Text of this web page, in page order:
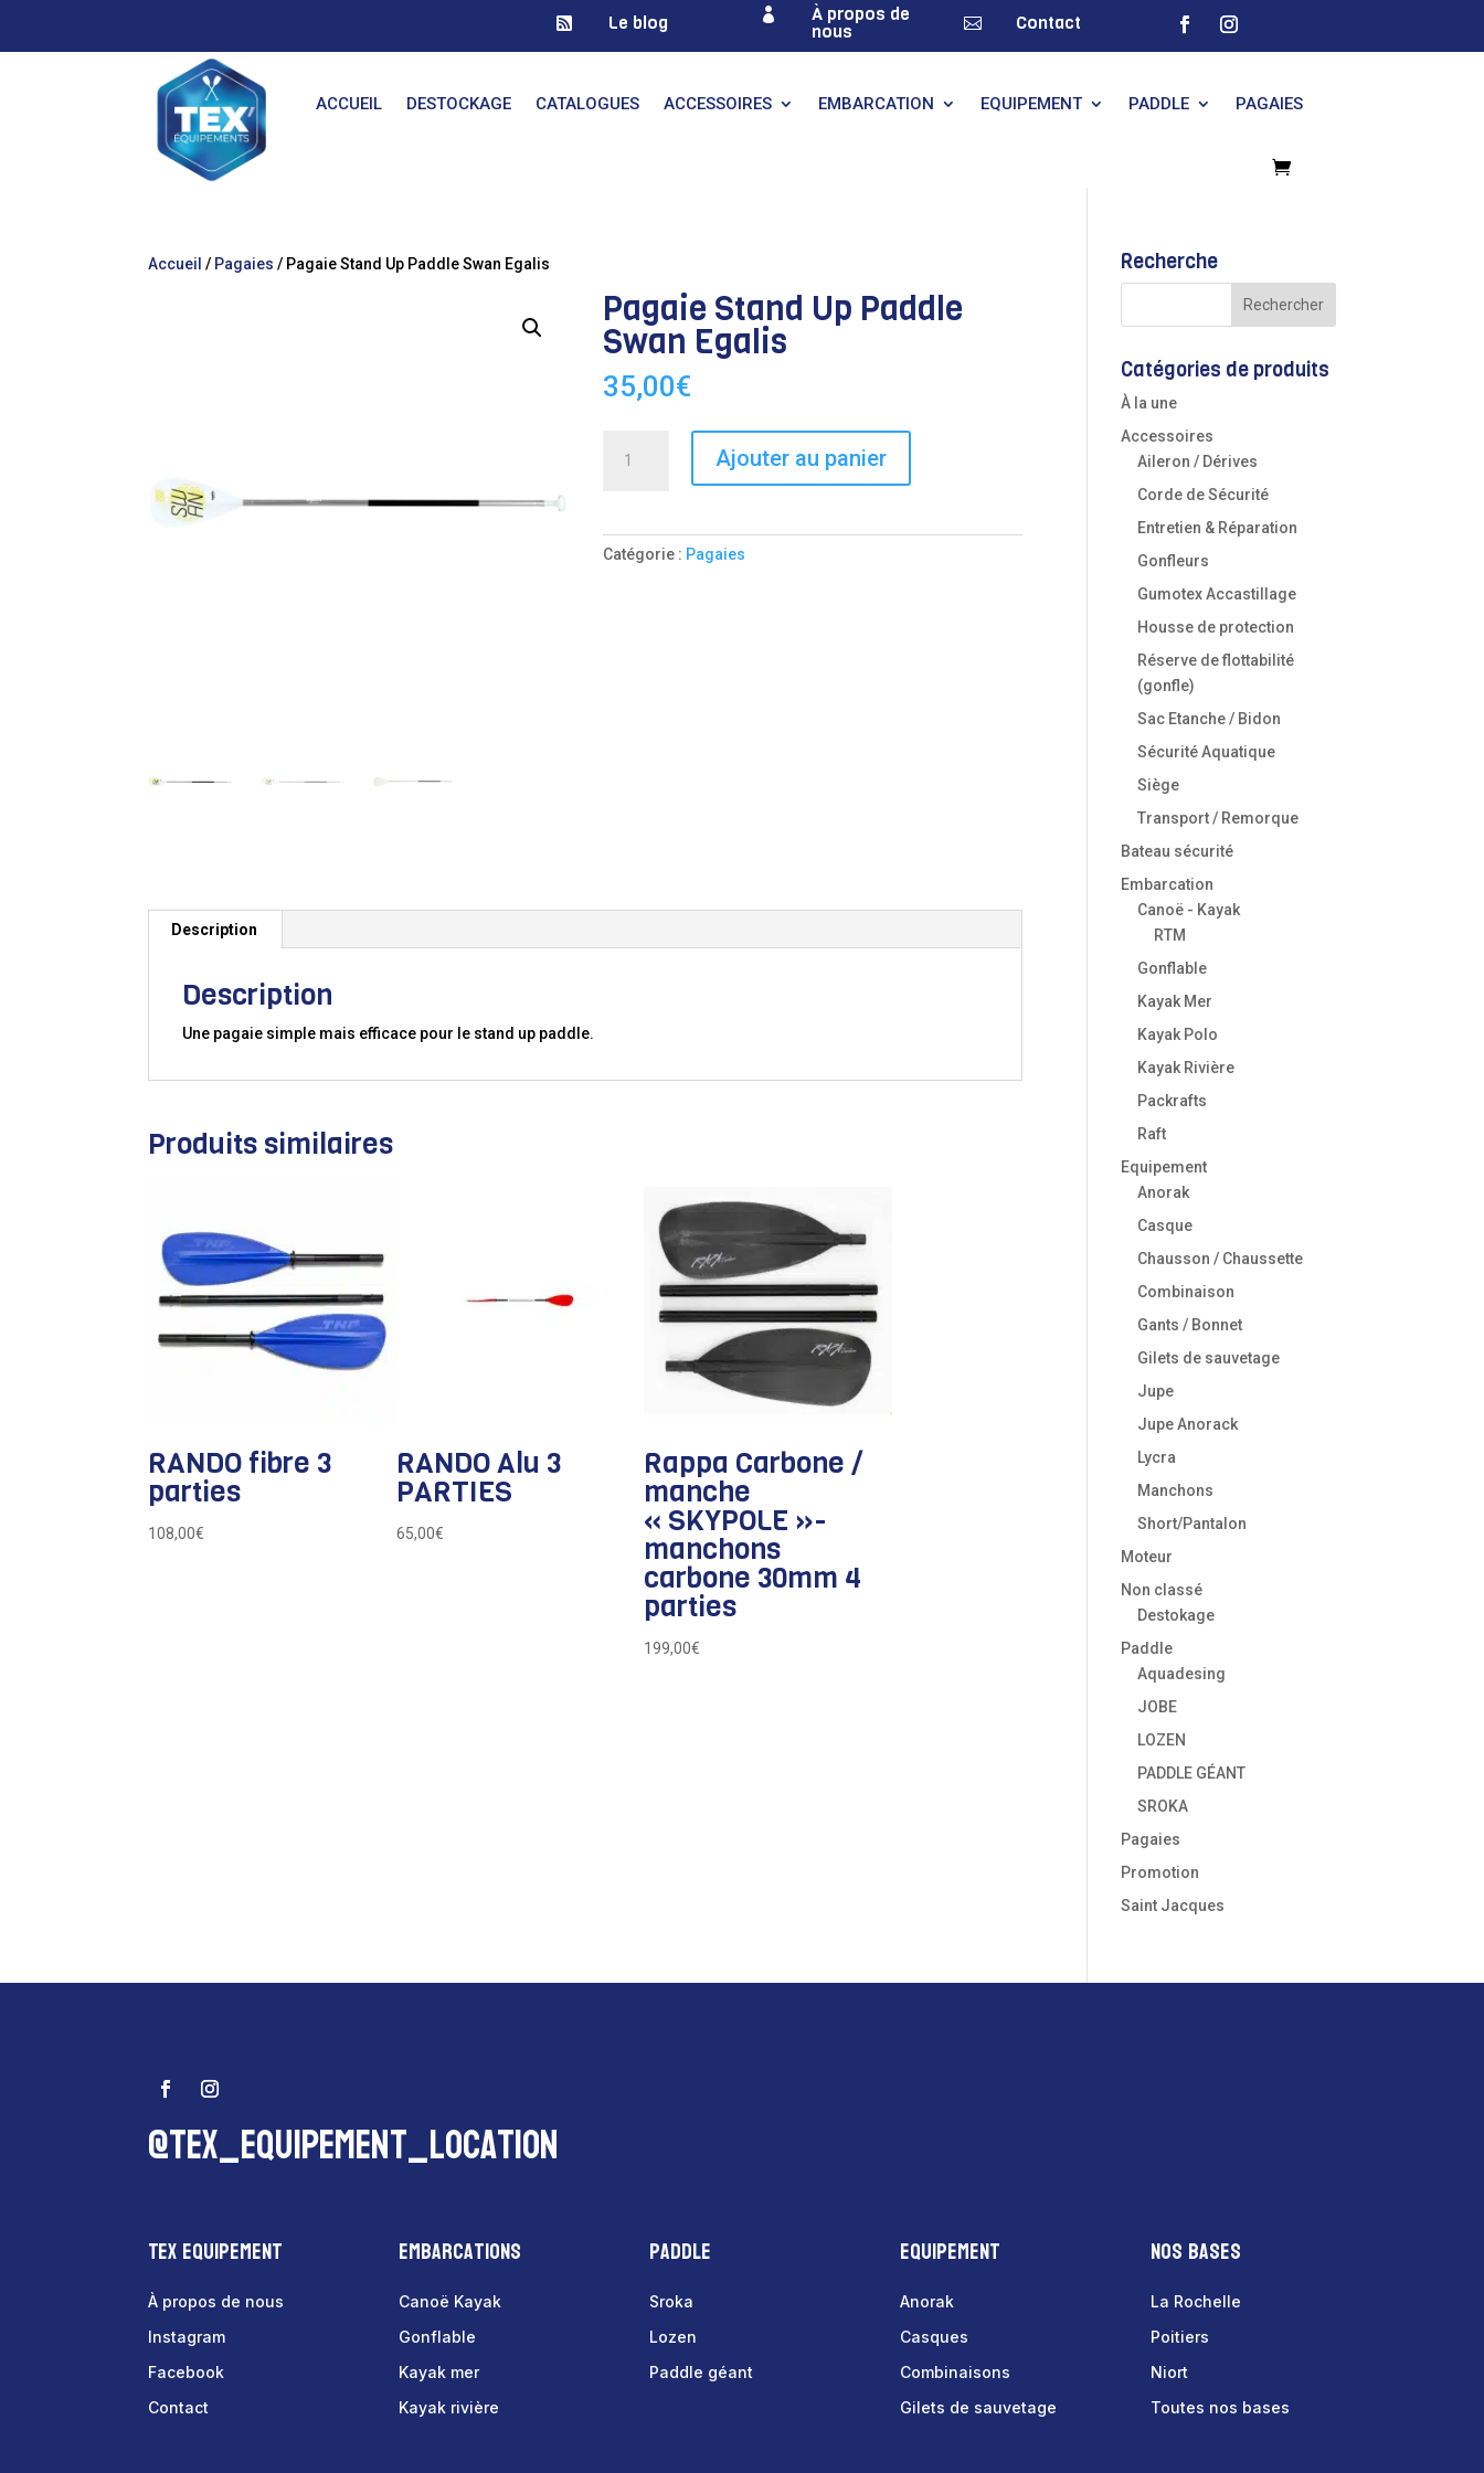
 Le blog  À propos de
nous  Contact
ACCUEIL DESTOCKAGE CATALOGUES ACCESSOIRES EMBARCATION EQUIPEMENT PADDLE PAGAIES
Accueil / Pagaies / Pagaie Stand Up Paddle Swan Egalis
Pagaie Stand Up Paddle
Swan Egalis
35,00€
Paddle
Ajouter au panier
Catégorie : Pagaies
Description
Description
Une pagaie simple mais efficace pour le stand up paddle.
Produits similaires
RANDO fibre 3
parties
108,00€
RANDO Alu 3
PARTIES
65,00€
Rappa Carbone /
manche
« SKYPOLE »-
manchons
carbone 30mm 4
parties
199,00€
Recherche
Catégories de produits
À la une
Accessoires
Aileron / Dérives
Corde de Sécurité
Entretien & Réparation
Gonfleurs
Gumotex Accastillage
Housse de protection
Réserve de flottabilité
(gonfle)
Sac Etanche / Bidon
Sécurité Aquatique
Siège
Transport / Remorque
Bateau sécurité
Embarcation
Canoë - Kayak
RTM
Gonflable
Kayak Mer
Kayak Polo
Kayak Rivière
Packrafts
Raft
Equipement
Anorak
Casque
Chausson / Chaussette
Combinaison
Gants / Bonnet
Gilets de sauvetage
Jupe
Jupe Anorack
Lycra
Manchons
Short/Pantalon
Moteur
Non classé
Destokage
Paddle
Aquadesing
JOBE
LOZEN
PADDLE GÉANT
SROKA
Pagaies
Promotion
Saint Jacques
@tex_equipement_location
Tex Equipement
À propos de nous
Instagram
Facebook
Contact
Embarcations
Canoë Kayak
Gonflable
Kayak mer
Kayak rivière
Paddle
Sroka
Lozen
Paddle géant
Equipement
Anorak
Casques
Combinaisons
Gilets de sauvetage
Nos bases
La Rochelle
Poitiers
Niort
Toutes nos bases